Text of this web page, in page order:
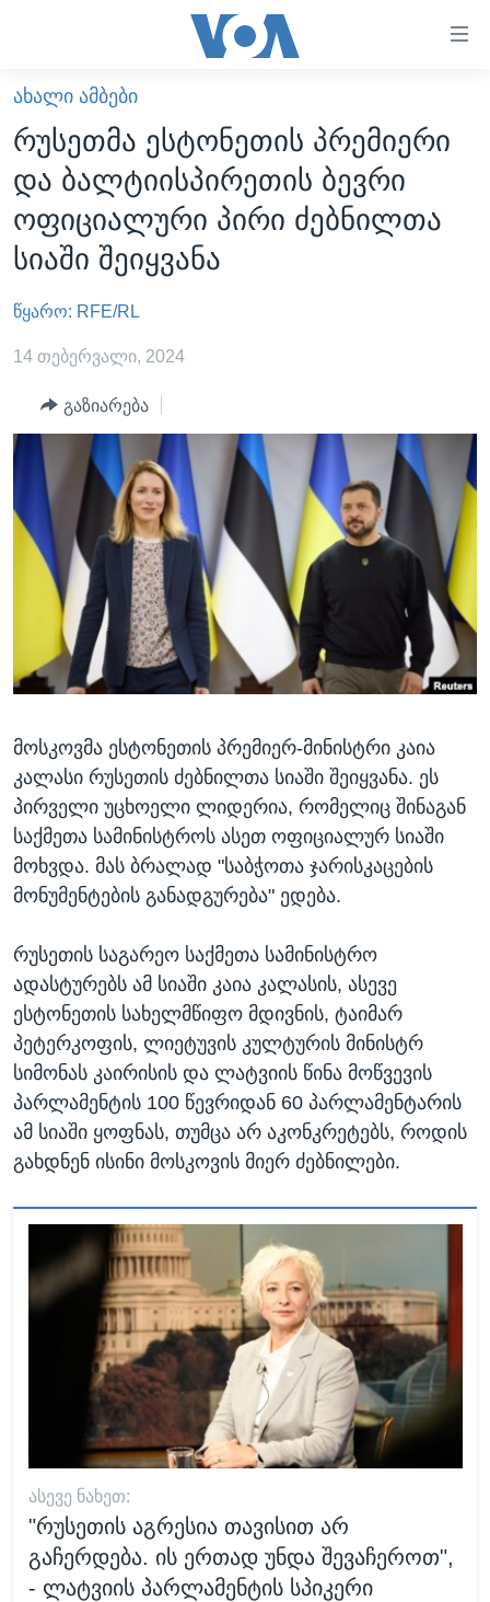
ხელმისაწვდომობისთვის
გადადით
მთავარზე
გადადით
მთავარ
ნავიგაციაზე
გადადით
ძიებაზე
ᲐᲮᲐᲚᲘ ᲐᲛᲑᲔᲑᲘ
ᲡᲐᲥᲐᲠᲗᲕᲔᲚᲝ
ᲐᲨᲨ
ᲐᲨᲨ-ᲘᲡ ᲐᲠᲩᲔᲕᲜᲔᲑᲘ 2024
ᲛᲡᲝᲤᲚᲘᲝ
ᲕᲘᲓᲔᲝᲔᲑᲘ
ᲒᲐᲓᲐᲪᲔᲛᲔᲑᲘ
ᲕᲐᲨᲘᲜᲒᲢᲝᲜᲘ ᲓᲦᲔᲡ
ᲮᲔᲓᲕᲐ ᲕᲐᲨᲘᲜᲒᲢᲝᲜᲘᲓᲐᲜ
ᲡᲢᲣᲓᲘᲐ ᲕᲐᲨᲘᲜᲒᲢᲝᲜᲘ
ᲡᲮᲕᲐ ᲡᲘᲐᲮᲚᲔᲔᲑᲘ
ᲞᲝᲚᲘᲢᲘᲙᲐ
ᲔᲙᲝᲜᲝᲛᲘᲙᲐ
ᲯᲐᲜᲛᲠᲗᲔᲚᲝᲑᲐ
ᲛᲔᲪᲜᲘᲔᲠᲔᲑᲐ
ᲘᲜᲢᲔᲠᲕᲘᲣ
ᲙᲣᲚᲢᲣᲠᲐ
ᲓᲔᲖᲘᲜᲤᲝᲠᲛᲐᲪᲘᲐ
ᲠᲣᲡᲔᲗᲘᲡ ᲨᲔᲭᲠᲐ ᲣᲙᲠᲐᲘᲜᲐᲨᲘ
Learning English
ᲗᲕᲐᲚᲘ ᲒᲕᲐᲓᲔᲕᲜᲔᲗ
ენები
ᲐᲮᲐᲚᲘ ᲐᲛᲑᲔᲑᲘ
რუსეთმა ესტონეთის პრემიერი
და ბალტიისპირეთის ბევრი
ოფიციალური პირი ძებნილთა
სიაში შეიყვანა
წყარო: RFE/RL
14 თებერვალი, 2024
გაზიარება
მოსკოვმა ესტონეთის პრემიერ-მინისტრი კაია
კალასი რუსეთის ძებნილთა სიაში შეიყვანა. ეს
პირველი უცხოელი ლიდერია, რომელიც შინაგან
საქმეთა სამინისტროს ასეთ ოფიციალურ სიაში
მოხვდა. მას ბრალად "საბჭოთა ჯარისკაცების
მონუმენტების განადგურება" ედება.
რუსეთის საგარეო საქმეთა სამინისტრო
ადასტურებს ამ სიაში კაია კალასის, ასევე
ესტონეთის სახელმწიფო მდივნის, ტაიმარ
პეტერკოფის, ლიეტუვის კულტურის მინისტრ
სიმონას კაირისის და ლატვიის წინა მოწვევის
პარლამენტის 100 წევრიდან 60 პარლამენტარის
ამ სიაში ყოფნას, თუმცა არ აკონკრეტებს, როდის
გახდნენ ისინი მოსკოვის მიერ ძებნილები.
ᲐᲡᲔᲕᲔ ᲜᲐᲮᲔᲗ:
"რუსეთის აგრესია თავისით არ
გაჩერდება. ის ერთად უნდა შევაჩეროთ",
- ლატვიის პარლამენტის სპიკერი